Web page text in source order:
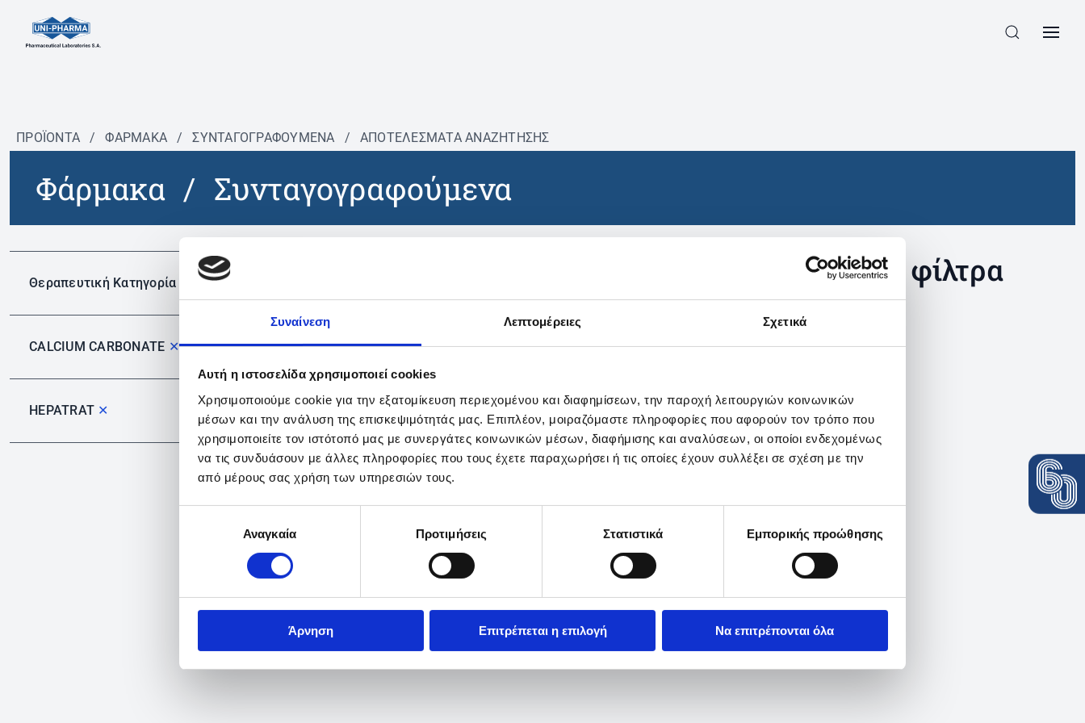
Συναίνεση Λεπτομέρειες Σχετικά
Αυτή η ιστοσελίδα χρησιμοποιεί cookies
Χρησιμοποιούμε cookie για την εξατομίκευση περιεχομένου και διαφημίσεων, την παροχή λειτουργιών κοινωνικών
μέσων και την ανάλυση της επισκεψιμότητάς μας. Επιπλέον, μοιραζόμαστε πληροφορίες που αφορούν τον τρόπο που
χρησιμοποιείτε τον ιστότοπό μας με συνεργάτες κοινωνικών μέσων, διαφήμισης και αναλύσεων, οι οποίοι ενδεχομένως
να τις συνδυάσουν με άλλες πληροφορίες που τους έχετε παραχωρήσει ή τις οποίες έχουν συλλέξει σε σχέση με την
από μέρους σας χρήση των υπηρεσιών τους.
συγκατάθεσηςΑναγκαία Προτιμήσεις Στατιστικά Εμπορικής προώθησης
Άρνηση Επιτρέπεται η επιλογή Να επιτρέπονται όλα
ΠΡΟΪΟΝΤΑ / ΦΆΡΜΑΚΑ / ΣΥΝΤΑΓΟΓΡΑΦΟΎΜΕΝΑ / ΑΠΟΤΕΛΕΣΜΑΤΑ ΑΝΑΖΗΤΗΣΗΣ
Φάρμακα / Συνταγογραφούμενα
Θεραπευτική Κατηγορία
CALCIUM CARBONATE ✕
HEPATRAT ✕
Δεν βρέθηκαν προϊόντα με τα συγκεκριμένα φίλτρα